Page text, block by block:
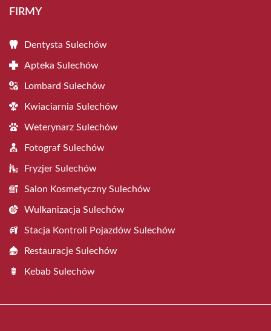
FIRMY
Dentysta Sulechów
Apteka Sulechów
Lombard Sulechów
Kwiaciarnia Sulechów
Weterynarz Sulechów
Fotograf Sulechów
Fryzjer Sulechów
Salon Kosmetyczny Sulechów
Wulkanizacja Sulechów
Stacja Kontroli Pojazdów Sulechów
Restauracje Sulechów
Kebab Sulechów